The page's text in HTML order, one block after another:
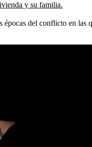
y su familia.
del conflicto en